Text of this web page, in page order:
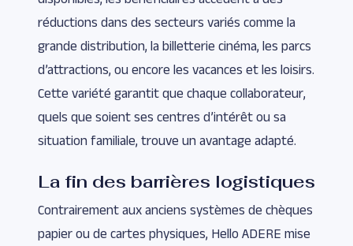
réductions dans des secteurs variés comme la
grande distribution, la billetterie cinéma, les parcs
d’attractions, ou encore les vacances et les loisirs.
Cette variété garantit que chaque collaborateur,
quels que soient ses centres d’intérêt ou sa
situation familiale, trouve un avantage adapté.
La fin des barrières logistiques
Contrairement aux anciens systèmes de chèques
papier ou de cartes physiques, Hello ADERE mise